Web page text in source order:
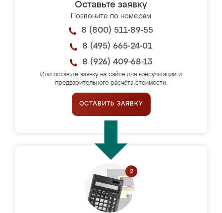
Оставьте заявку
Позвоните по номерам
8 (800) 511-89-55
8 (495) 665-24-01
8 (926) 409-68-13
Или оставьте заявку на сайте для консультации и
предварительного расчёта стоимости.
ОСТАВИТЬ ЗАЯВКУ